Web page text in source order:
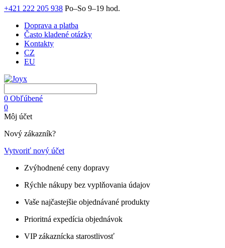
+421 222 205 938 Po–So 9–19 hod.
Doprava a platba
Často kladené otázky
Kontakty
CZ
EU
0 Obľúbené
0
Môj účet
Nový zákazník?
Vytvoriť nový účet
Zvýhodnené ceny dopravy
Rýchle nákupy bez vyplňovania údajov
Vaše najčastejšie objednávané produkty
Prioritná expedícia objednávok
VIP zákaznícka starostlivosť